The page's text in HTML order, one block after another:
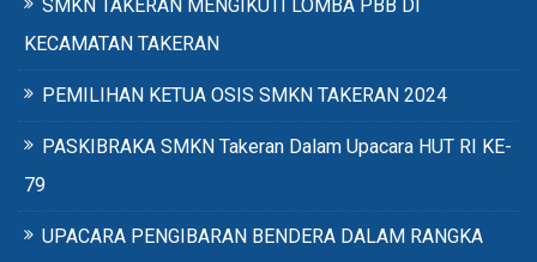
SMKN TAKERAN MENGIKUTI LOMBA PBB DI
KECAMATAN TAKERAN
PEMILIHAN KETUA OSIS SMKN TAKERAN 2024
PASKIBRAKA SMKN Takeran Dalam Upacara HUT RI KE-
79
UPACARA PENGIBARAN BENDERA DALAM RANGKA